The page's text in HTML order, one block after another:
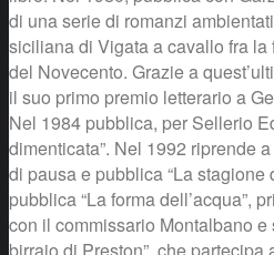
di una serie di romanzi
siciliana di Vigata a cavallo fra la
del Novecento. Grazie a
il suo primo premio letterario a
Nel 1984 pubblica, per Sellerio
dimenticata”. Nel 1992 riprende
di pausa e pubblica “La stagione
pubblica “La forma dell’acqua”,
con il commissario Montalbano e
birraio di Preston”, che